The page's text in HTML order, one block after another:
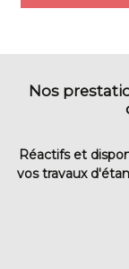
Nos
Réactifs et
vos travaux